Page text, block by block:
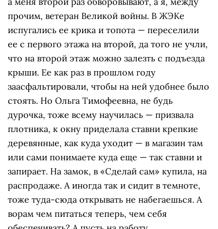
прочим, ветеран Великой войны. В ЖЭКе
испугались ее крика и топота — переселили
ее с первого этажа на второй, да того не учли,
что на второй этаж можно залезть с подъезда
крыши. Ее как раз в прошлом году
заасфальтировали, чтобы на ней удобнее было
стоять. Но Ольга Тимофеевна, не будь
дурочка, тоже всему научилась — призвала
плотника, к окну приделала ставни крепкие
деревянные, как куда уходит — в магазин там
или сами понимаете куда еще — так ставни и
запирает. На замок, в «Сделай сам» купила, на
распродаже. А иногда так и сидит в темноте,
тоже туда-сюда открывать не набегаешься. А
ворам чем питаться теперь, чем себя